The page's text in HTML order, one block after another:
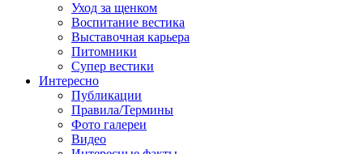
Уход за щенком
Воспитание вестика
Выставочная карьера
Питомники
Супер вестики
Интересно
Публикации
Правила/Термины
Фото галереи
Видео